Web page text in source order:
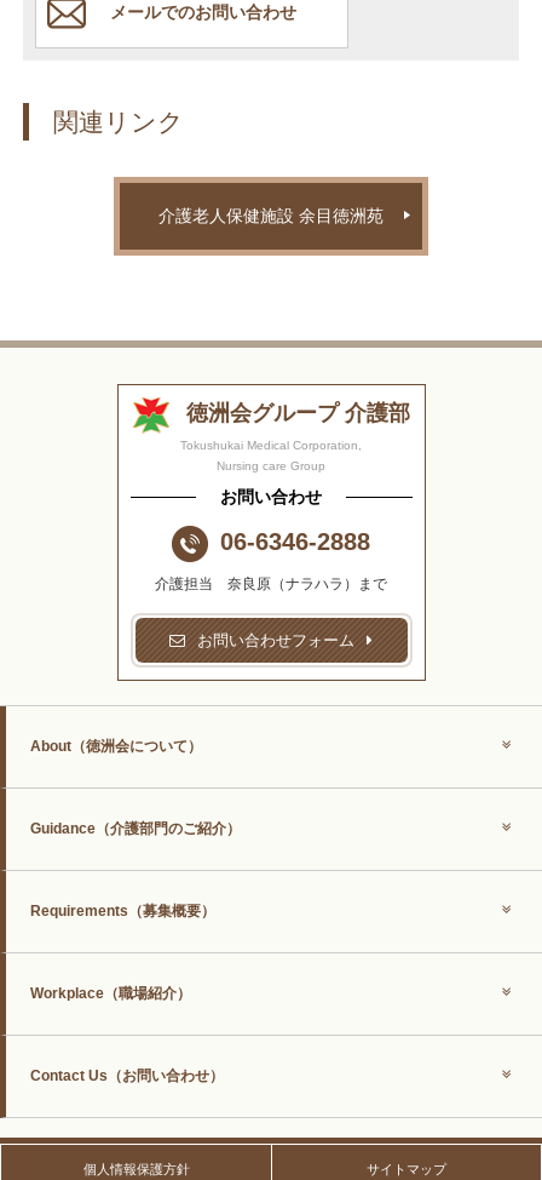
メールでのお問い合わせ
関連リンク
介護老人保健施設 余目徳洲苑
徳洲会グループ 介護部
Tokushukai Medical Corporation,
Nursing care Group
お問い合わせ
06-6346-2888
介護担当 奈良原（ナラハラ）まで
お問い合わせフォーム
About （徳洲会について）
Guidance （介護部門のご紹介）
Requirements （募集概要）
Workplace （職場紹介）
Contact Us （お問い合わせ）
個人情報保護方針 サイトマップ